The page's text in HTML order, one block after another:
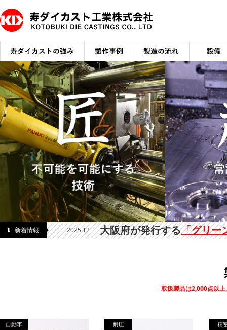
新着情報 2025.12 大阪府が発行する「グリー
取扱製品は2,000点以
自動車 耐圧 精